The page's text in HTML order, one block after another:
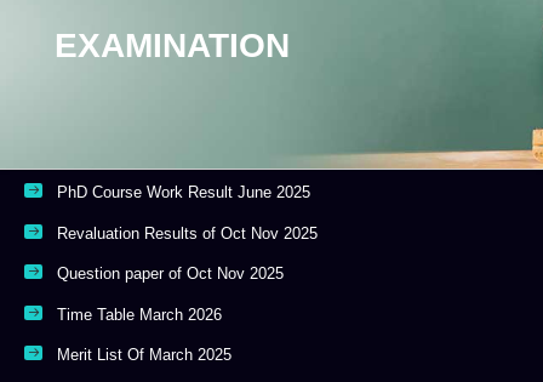
EXAMINATION
PhD Course Work Result June 2025
Revaluation Results of Oct Nov 2025
Question paper of Oct Nov 2025
Time Table March 2026
Merit List Of March 2025